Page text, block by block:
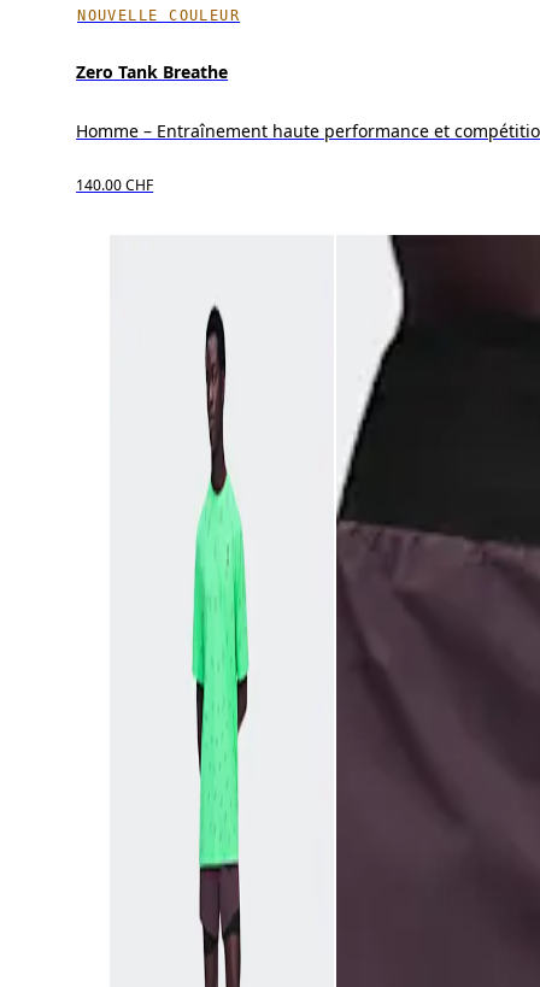
NOUVELLE COULEUR
Zero Tank Breathe
Homme – Entraînement haute performance et
140.00 CHF